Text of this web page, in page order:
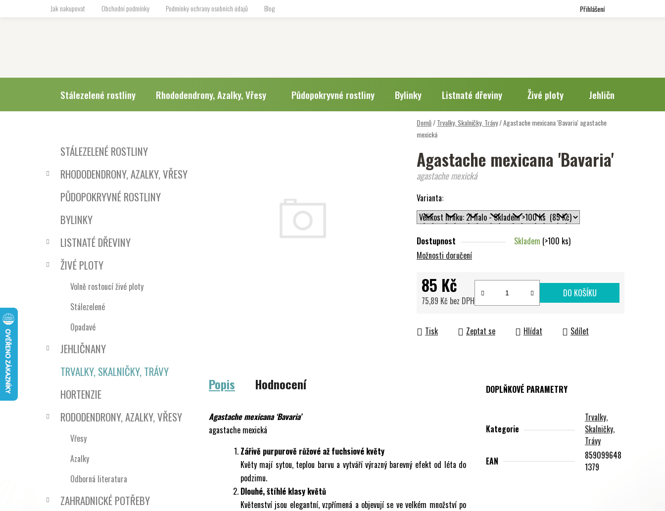
Jak nakupovat Obchodní podmínky Podmínky ochrany osobních údajů Blog Přihlášení
Stálezelené rostliny Rhododendrony, Azalky, Vřesy Půdopokryvné rostliny Bylinky Listnaté dřeviny Živé ploty Jehličnany
Domů/Trvalky, Skalničky, Trávy/Agastache mexicana 'Bavaria'agastache
mexická
Přeskočit
kategorie
e
STÁLEZELENÉ ROSTLINY
RHODODENDRONY, AZALKY, VŘESY
PŮDOPOKRYVNÉ ROSTLINY
BYLINKY
LISTNATÉ DŘEVINY
ŽIVÉ PLOTY
Volně rostoucí živé ploty
Stálezelené
Opadavé
JEHLIČNANY
TRVALKY, SKALNIČKY, TRÁVY
HORTENZIE
RODODENDRONY, AZALKY, VŘESY
Vřesy
Azalky
Odborná literatura
ZAHRADNICKÉ POTŘEBY
Agastache mexicana 'Bavaria'
agastache mexická
Varianta:
Dostupnost Skladem (>100 ks)
Možnosti doručení
85 Kč
75,89 Kč bez DPH
DO KOŠÍKU
Tisk Zeptat se Hlídat Sdílet
Popis Hodnocení
Agastache mexicana ‘Bavaria’
agastache mexická
Zářivě purpurově růžové až fuchsiové květy
Květy mají sytou, teplou barvu a vytváří výrazný barevný efekt od léta do
podzimu.
Dlouhé, štíhlé klasy květů
Květenství jsou elegantní, vzpřímená a objevují se ve velkém množství po
DOPLŇKOVÉ PARAMETRY
Kategorie
Trvalky,
Skalničky,
Trávy
EAN
859099648
1379